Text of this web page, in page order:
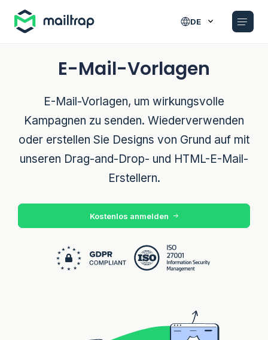
DE
E-Mail-Vorlagen
E-Mail-Vorlagen, um wirkungsvolle
Kampagnen zu senden. Wiederverwenden
oder erstellen Sie Designs von Grund auf mit
unseren Drag-and-Drop- und HTML-E-Mail-
Erstellern.
Kostenlos anmelden